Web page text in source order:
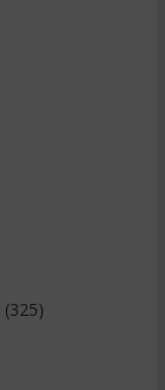
(325)